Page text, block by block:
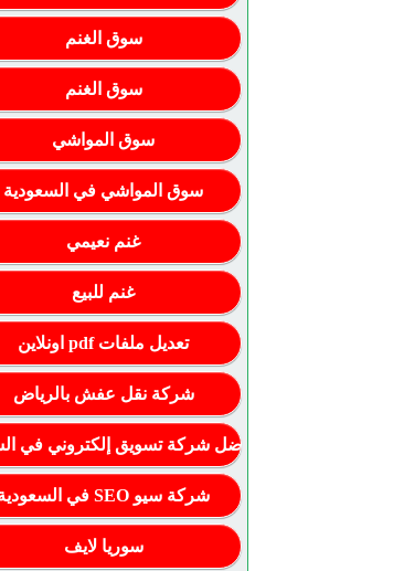
سوق الغنم
سوق الغنم
سوق المواشي
سوق المواشي في السعودية
غنم نعيمي
غنم للبيع
تعديل ملفات pdf اونلاين
شركة نقل عفش بالرياض
أفضل شركة تسويق إلكتروني في
شركة سيو SEO في السعودية
سوريا لايف